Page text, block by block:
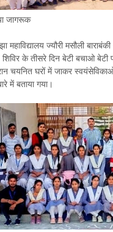
जागरूक
ज्यौरी मसौली बाराबंकी
के तीसरे दिन बेटी बचाओ
चयनित घरों में जाकर स्वयंसेविकाओं
में बताया गया।